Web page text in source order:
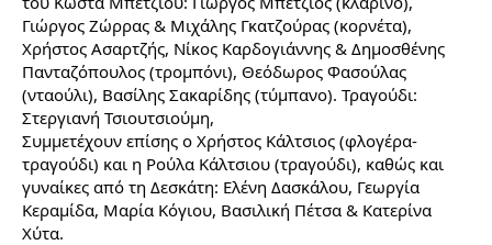
Γιώργος Ζώρρας & Μιχάλης Γκατζούρας (κορνέτα),
Χρήστος Ασαρτζής, Νίκος Καρδογιάννης & Δημοσθένης
Πανταζόπουλος (τρομπόνι), Θεόδωρος Φασούλας
(νταούλι), Βασίλης Σακαρίδης (τύμπανο). Τραγούδι:
Στεργιανή Τσιουτσιούμη,
Συμμετέχουν επίσης ο Χρήστος Κάλτσιος (φλογέρα-
τραγούδι) και η Ρούλα Κάλτσιου (τραγούδι), καθώς και
γυναίκες από τη Δεσκάτη: Ελένη Δασκάλου, Γεωργία
Κεραμίδα, Μαρία Κόγιου, Βασιλική Πέτσα & Κατερίνα
Χύτα.